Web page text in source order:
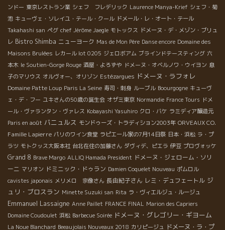
ンドー 東京レストラン業 シェフ フレデリック Laurence Manya-Krief シェフ・菊
池 キューヴェ・ソレイユ・テール・クール ドメール・レ・オート・テール
Takahashi san ペグ chef Jérôme Jaegle モトックス ドメーヌ・デ・メゾン・ブリュ
レ Bistro Shimba ニューヨーク Mas de Mon Père Danse encore Domaine des
Maisons Brulées レカール lot 0205 ジェロボアム ブラインドテースティング 六
本木 le Soutien-Gorge Rouge 酒屋・よろずや ドメーヌ・オベルノワ・ウイヨン 息
子のマリウス オルヴォー、オリゾン Estézargues ドメーヌ・ラフォレ
Domaine Patte Loup Paris La Seine 寿司・刺身 ルーブル Boourgogne キューヴ
ェ・デ・フー ユキさんの50歳の誕生会 オザミ東京 Normandie France Tours ドメ
ール・ヴァランタン・ヴァレス Kobayashi Yasuhiro クロ・バケ ラミディア醸造元
Paris en août バニュルス モンドゥーズ・トラディション2003年 ORVEAUX CO.
Famille Lapierre パリのワイン食堂 ラピエール家の7月14日祭 日本・浜松 ラ・プ
ラツ モトクッス大阪本社 台北在住の加藤さん ダヴィデ、ピエラ 伊豆 プロヴォッケ
Grand 8 Brave Margo ALLIQ Hamada President ドメーヌ・ジェローム・ソリ
ーニ マリオン ドミニック・ドゥラン Damien Coquelet Nouveau ポムロル
cavistes japonais メリメロ 宗像さん 長由紀子さん レミ・デュフェートル ジ
ュリ・ブロスラン Minette Suzuki san Rita ラ・ヴィエルジュ・ルージュ
Emmanuel Lassaigne Anne Paillet FRANCE FINAL Marion des Capriers
Domaine Coudoulet 浜松 Barbecue Soirée ドメーヌ・グレゴリー・ギヨーム
La Noue Blanchard Beeaujolais Nouveaux 2018 カリピージュ ドメーヌ・ラ・プ